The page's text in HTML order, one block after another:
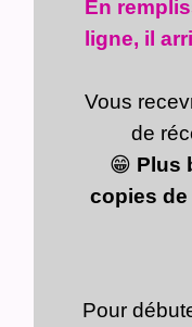
En
ligne, il
Vous
de
😁 Plus
copies
Pour